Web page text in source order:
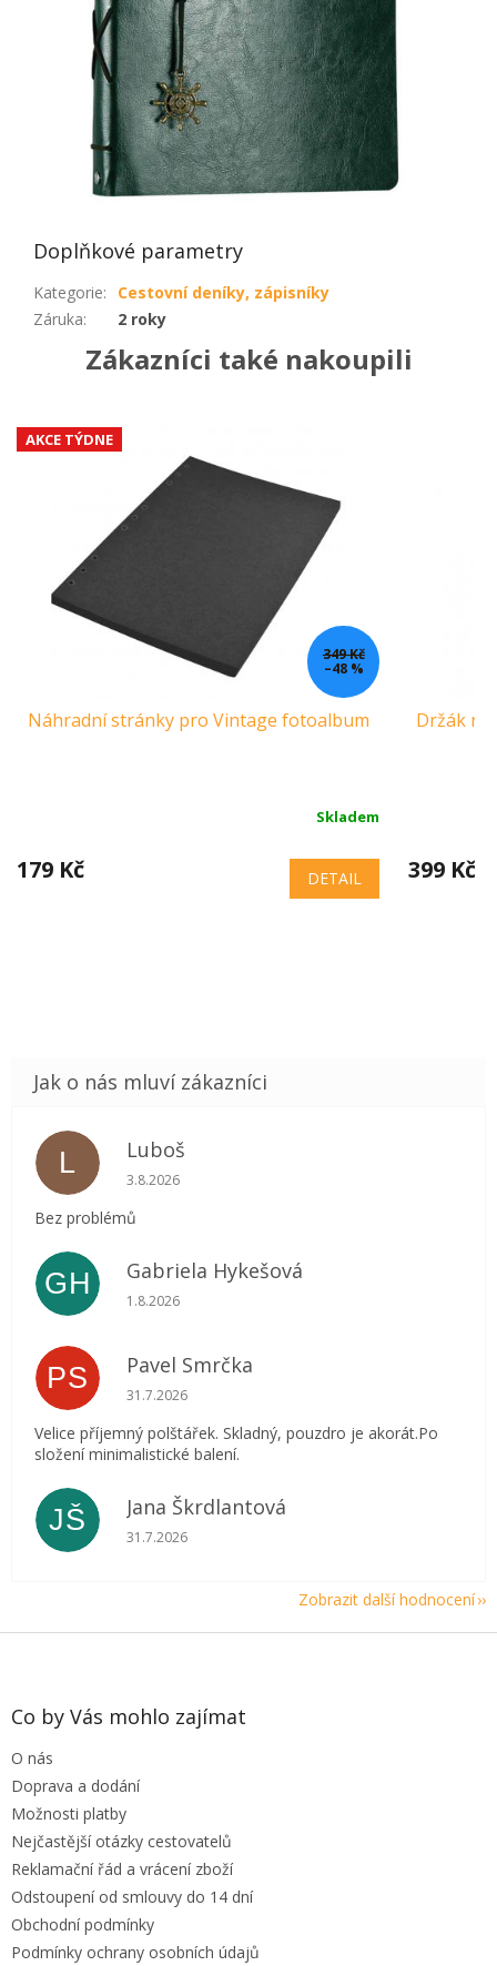
Doplňkové parametry
Kategorie:
Cestovní deníky, zápisníky
Záruka: 2 roky
Zákazníci také nakoupili
AKCE TÝDNE
349 Kč
–48 %
Náhradní stránky pro Vintage fotoalbum
Skladem
179 Kč DETAIL
Držák
399 Kč
L Luboš
Hodnocení obchodu je 5 z 5 hvězdiček.
3.8.2026
Bez problémů
GH Gabriela Hykešová
Hodnocení obchodu je 5 z 5 hvězdiček.
1.8.2026
PS Pavel Smrčka
Hodnocení obchodu je 5 z 5 hvězdiček.
31.7.2026
Velice příjemný polštářek. Skladný, pouzdro je akorát.Po
složení minimalistické balení.
JŠ Jana Škrdlantová
Hodnocení obchodu je 5 z 5 hvězdiček.
31.7.2026
Zobrazit další hodnocení
Z
Co by Vás mohlo zajímat
O nás
Doprava a dodání
Možnosti platby
Nejčastější otázky cestovatelů
Reklamační řád a vrácení zboží
Odstoupení od smlouvy do 14 dní
Obchodní podmínky
Podmínky ochrany osobních údajů